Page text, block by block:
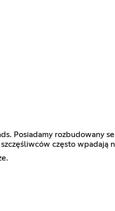
Posiadamy rozbudowany
często wpadają